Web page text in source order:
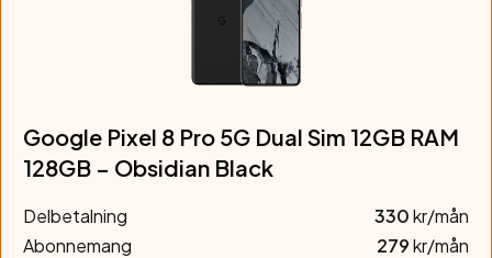
Google Pixel 8 Pro 5G Dual Sim 12GB RAM
128GB – Obsidian Black
Delbetalning 330kr/mån
Abonnemang
279kr/mån